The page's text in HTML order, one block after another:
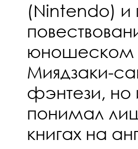
(Nintendo)
юношеском
Миядзаки-
фэнтези, но
понимал
книгах на